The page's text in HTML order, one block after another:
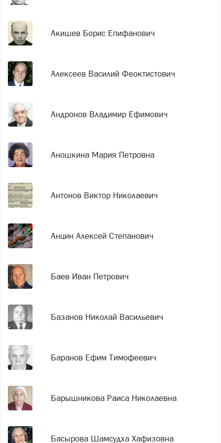
Акишев Борис Епифанович
Алексеев Василий Феоктистович
Андронов Владимир Ефимович
Аношкина Мария Петровна
Антонов Виктор Николаевич
Анцин Алексей Степанович
Баев Иван Петрович
Базанов Николай Васильевич
Баранов Ефим Тимофеевич
Барышникова Раиса Николаевна
Басырова Шамсудха Хафизовна